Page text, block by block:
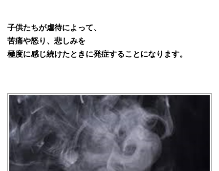
子供たちが虐待によって、
苦痛や怒り、悲しみを
極度に感じ続けたときに発症することになります。